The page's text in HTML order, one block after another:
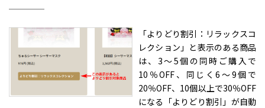
「よりどり割引：リラックスコ
レクション」と表示のある商品
は、3～5個の同時ご購入で
10％OFF、同じく6～9個で
20％OFF、10個以上で30％OFF
になる「よりどり割引」が自動